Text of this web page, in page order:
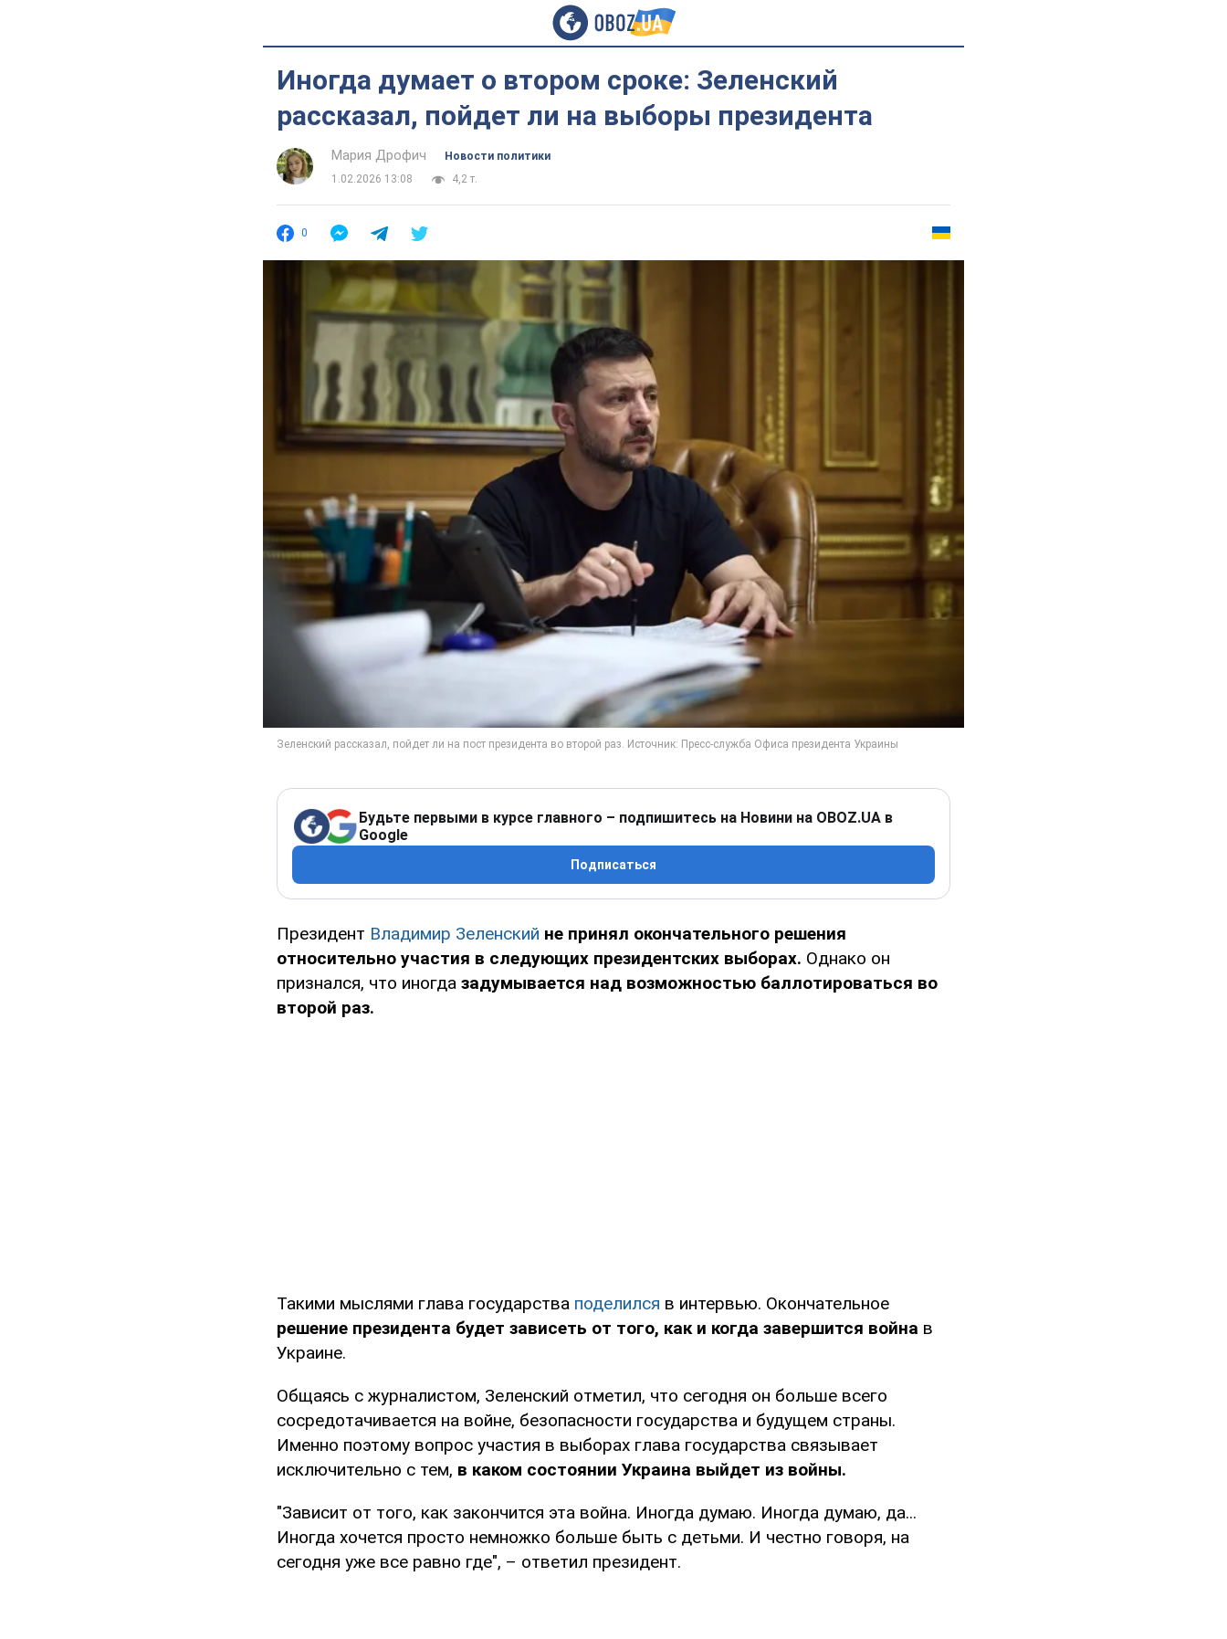
Иногда думает о втором сроке: Зеленский
рассказал, пойдет ли на выборы президента
Мария Дрофич
Новости политики
1.02.2026 13:08
4,2 т.
0
Будьте первыми в курсе главного – подпишитесь на Новини на OBOZ.UA в
Google
Подписаться
Президент Владимир Зеленский не принял окончательного решения
относительно участия в следующих президентских выборах. Однако он
признался, что иногда задумывается над возможностью баллотироваться во
второй раз.
Такими мыслями глава государства поделился в интервью. Окончательное
решение президента будет зависеть от того, как и когда завершится война в
Украине.
Общаясь с журналистом, Зеленский отметил, что сегодня он больше всего
сосредотачивается на войне, безопасности государства и будущем страны.
Именно поэтому вопрос участия в выборах глава государства связывает
исключительно с тем, в каком состоянии Украина выйдет из войны.
"Зависит от того, как закончится эта война. Иногда думаю. Иногда думаю, да...
Иногда хочется просто немножко больше быть с детьми. И честно говоря, на
сегодня уже все равно где", – ответил президент.